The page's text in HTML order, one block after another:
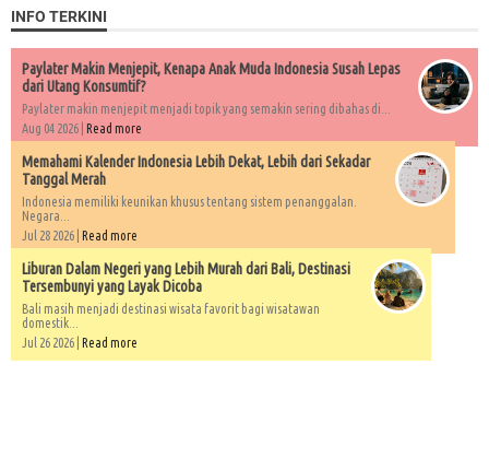
INFO TERKINI
Paylater Makin Menjepit, Kenapa Anak Muda Indonesia Susah Lepas
dari Utang Konsumtif?
Paylater makin menjepit menjadi topik yang semakin sering dibahas di...
Aug 04 2026 | Read more
Memahami Kalender Indonesia Lebih Dekat, Lebih dari Sekadar
Tanggal Merah
Indonesia memiliki keunikan khusus tentang sistem penanggalan.
Negara...
Jul 28 2026 | Read more
Liburan Dalam Negeri yang Lebih Murah dari Bali, Destinasi
Tersembunyi yang Layak Dicoba
Bali masih menjadi destinasi wisata favorit bagi wisatawan
domestik...
Jul 26 2026 | Read more